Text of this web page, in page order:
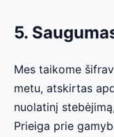
5.
Mes taikome
metu, atskirtas
nuolatinį
Prieiga prie